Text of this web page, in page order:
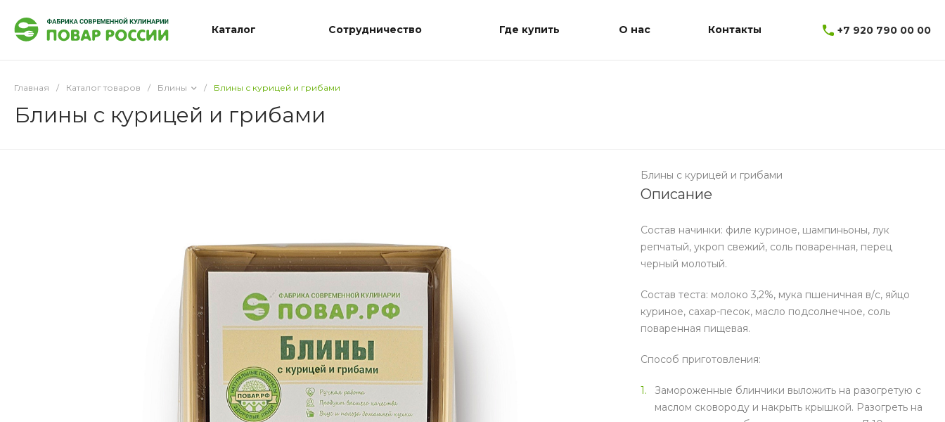
Каталог Сотрудничество Где купить О нас Контакты +7 920 790 00 00
Главная / Каталог товаров / Блины / Блины с курицей и грибами
Блины с курицей и грибами
Блины с курицей и грибами
Описание
Состав начинки: филе куриное, шампиньоны, лук
репчатый, укроп свежий, соль поваренная, перец
черный молотый.
Состав теста: молоко 3,2%, мука пшеничная в/с, яйцо
куриное, сахар-песок, масло подсолнечное, соль
поваренная пищевая.
Способ приготовления:
Замороженные блинчики выложить на разогретую с
маслом сковороду и накрыть крышкой. Разогреть на